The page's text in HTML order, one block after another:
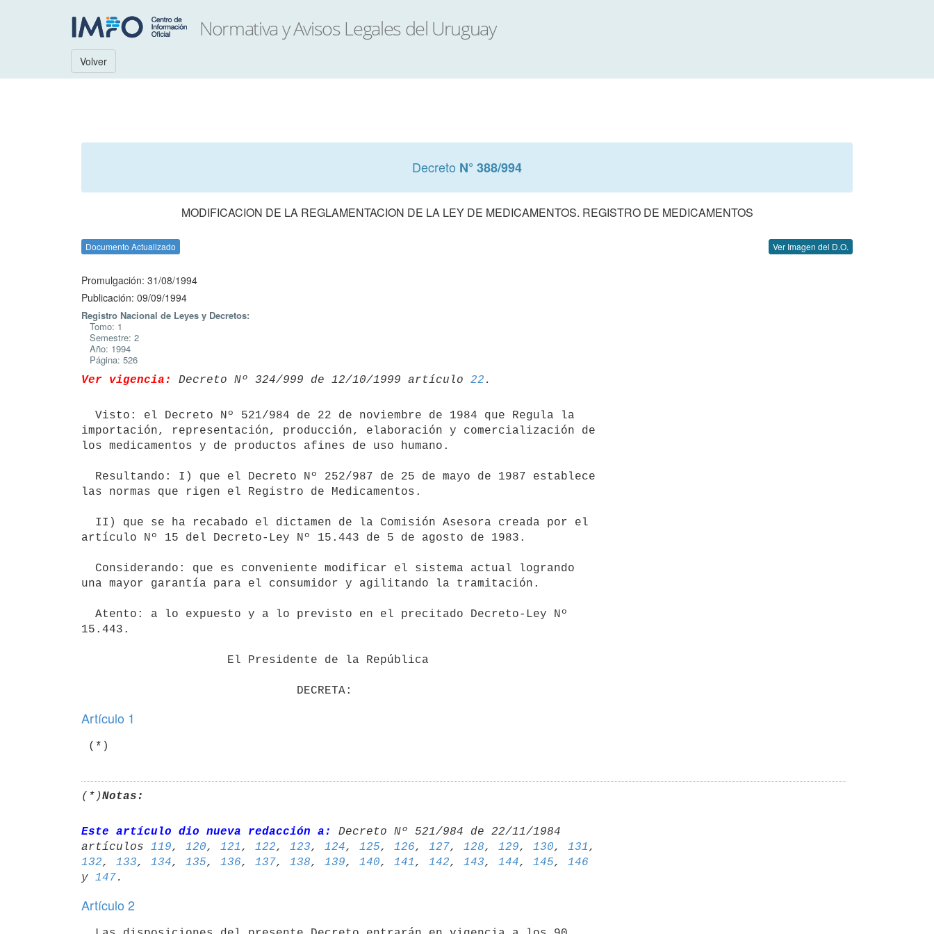
Volver
Decreto N° 388/994
MODIFICACION DE LA REGLAMENTACION DE LA LEY DE MEDICAMENTOS. REGISTRO DE MEDICAMENTOS
Documento Actualizado Ver Imagen del D.O.
Promulgación: 31/08/1994
Publicación: 09/09/1994
Registro Nacional de Leyes y Decretos:
Tomo: 1
Semestre: 2
Año: 1994
Página: 526
Ver vigencia: Decreto Nº 324/999 de 12/10/1999 artículo 22
importación, representación, producción, elaboración y comercialización de
los medicamentos y de productos afines de uso humano.
las normas que rigen el Registro de Medicamentos.
artículo Nº 15 del Decreto-Ley Nº 15.443 de 5 de agosto de 1983.
una mayor garantía para el consumidor y agilitando la tramitación.
15.443.
Artículo 1
(*)Notas:
Este artículo dio nueva redacción a:
Decreto Nº 521/984 de 22/11/1984
artículos 119, 120, 121 , 122, 123, 124, 125, 126, 127, 128, 129, 130, 131
132, 133, 134, 135, 136, 137, 138, 139, 140, 141 , 142, 143, 144, 145, 146
y 147
Artículo 2